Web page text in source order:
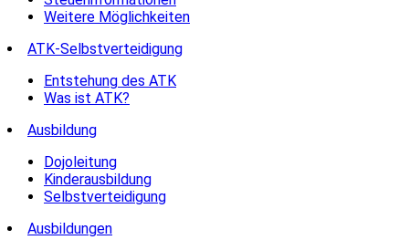
Weitere Möglichkeiten
ATK-Selbstverteidigung
Entstehung des ATK
Was ist ATK?
Ausbildung
Dojoleitung
Kinderausbildung
Selbstverteidigung
Ausbildungen